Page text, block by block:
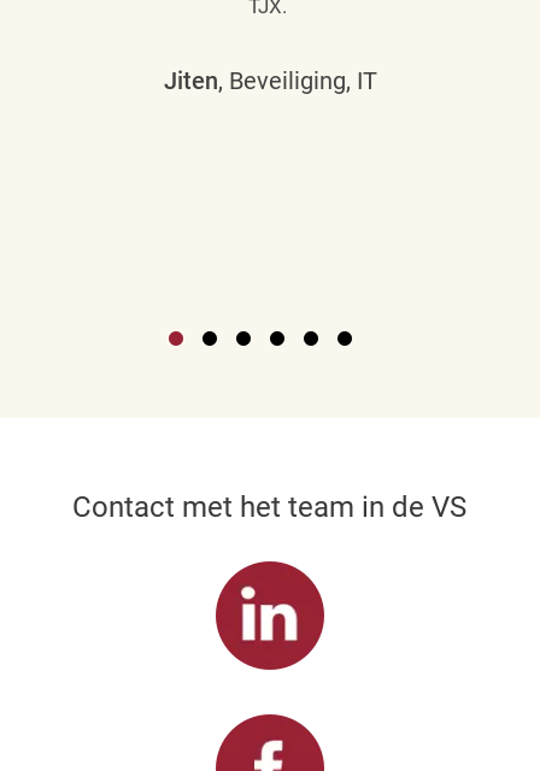
TJX.
Jiten, Beveiliging, IT
Contact met het team in de VS